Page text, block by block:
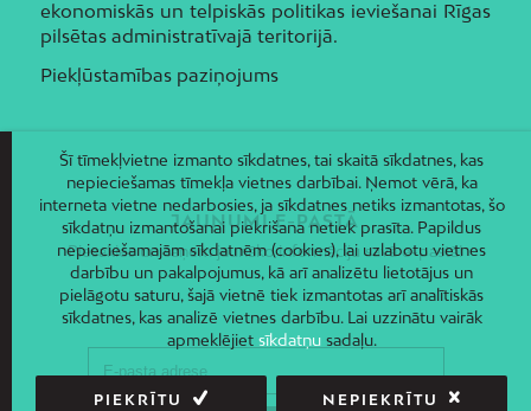
ekonomiskās un telpiskās politikas ieviešanai Rīgas
pilsētas administratīvajā teritorijā.
Piekļūstamības paziņojums
JAUNUMI E-PASTĀ
Piesakies un saņem jaunāko informāciju savā e-pastā!
Šī tīmekļvietne izmanto sīkdatnes, tai skaitā sīkdatnes, kas
nepieciešamas tīmekļa vietnes darbībai. Ņemot vērā, ka
interneta vietne nedarbosies, ja sīkdatnes netiks izmantotas, šo
sīkdatņu izmantošanai piekrišana netiek prasīta. Papildus
nepieciešamajām sīkdatnēm (cookies), lai uzlabotu vietnes
darbību un pakalpojumus, kā arī analizētu lietotājus un
pielāgotu saturu, šajā vietnē tiek izmantotas arī analītiskās
sīkdatnes, kas analizē vietnes darbību. Lai uzzinātu vairāk
apmeklējiet sīkdatņusadaļu.
PIEKRĪTU NEPIEKRĪTU